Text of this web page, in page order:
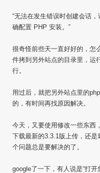
“无法在发生错误时创建会话
确配置 PHP 安装。”
很奇怪前些天一直好好的，怎
件拷到另外站点的目录里，运
行。
用过后，就把另外站点里的
的，有时间再找原因解决。
今天，又要使用修改一些东西
下载最新的3.3.1版上传，还
个问题总是要解决的了。
google了一下，有人说是“打开